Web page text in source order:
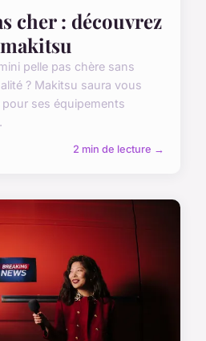
cher : découvrez
pelle pas chère sans
? Makitsu saura vous
ses équipements
2 min de lecture →